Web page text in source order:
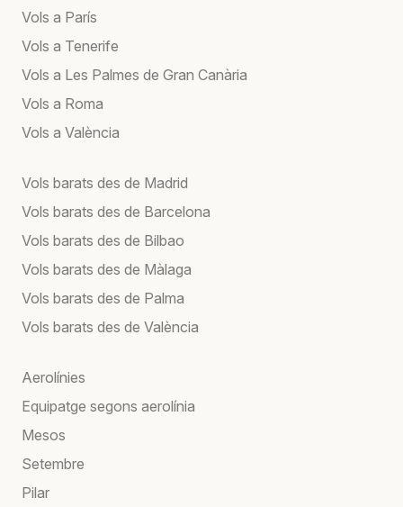
Vols a París
Vols a Tenerife
Vols a Les Palmes de Gran Canària
Vols a Roma
Vols a València
Vols barats des de Madrid
Vols barats des de Barcelona
Vols barats des de Bilbao
Vols barats des de Màlaga
Vols barats des de Palma
Vols barats des de València
Aerolínies
Equipatge segons aerolínia
Mesos
Setembre
Pilar